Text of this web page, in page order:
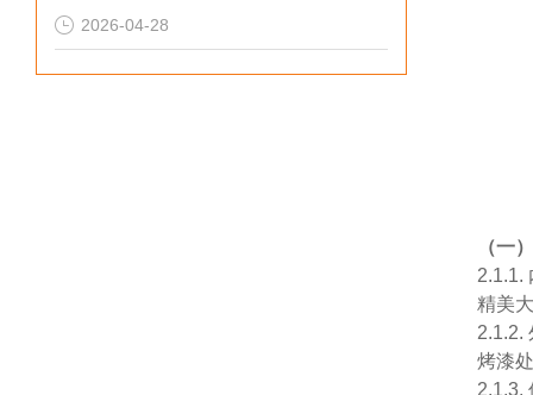
2026-04-28
（一
2.1.1.
精美
2.1.2.
烤漆
2.1.3.